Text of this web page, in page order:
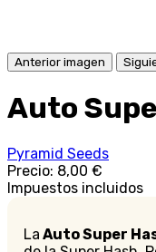
Anterior imagen
Auto
Pyramid Seeds
Precio: 8,00 €
Impuestos incluidos
La Auto Super